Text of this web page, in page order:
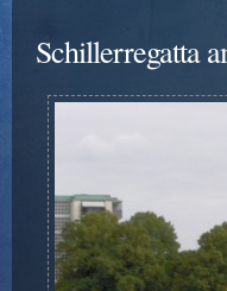
Schillerregatta